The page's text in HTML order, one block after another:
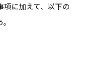
に加えて、以下の